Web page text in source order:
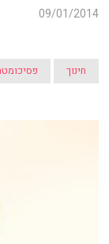
09/01/2014
חינוך